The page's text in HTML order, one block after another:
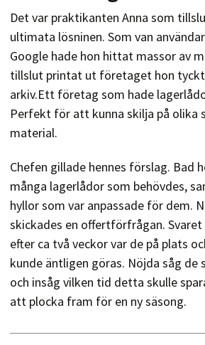
Det var praktikanten Anna som
ultimata lösninen. Som van
Google hade hon hittat massor av
tillslut printat ut företaget hon
arkiv.Ett företag som hade
Perfekt för att kunna skilja på olika
material.
Chefen gillade hennes förslag. Bad
många lagerlådor som behövdes,
hyllor som var anpassade för dem.
skickades en offertförfrågan.
efter ca två veckor var de på plats
kunde äntligen göras. Nöjda såg de
och insåg vilken tid detta skulle
att plocka fram för en ny säsong.